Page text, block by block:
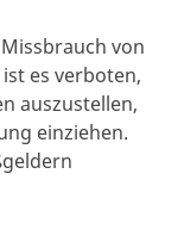
von
es verboten,
auszustellen,
einziehen.